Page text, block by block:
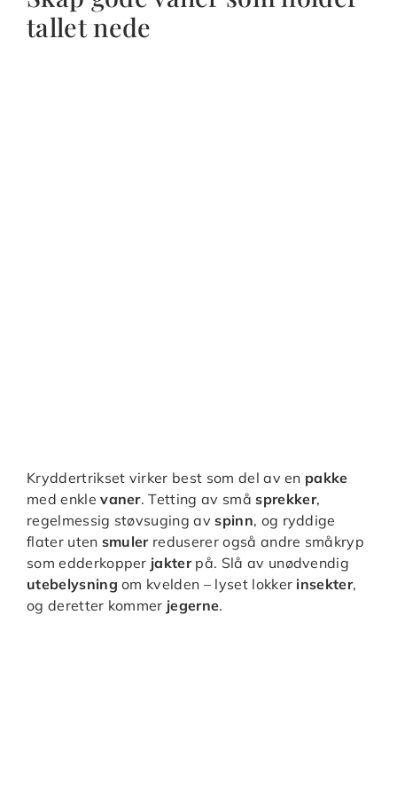
tallet nede
Kryddertrikset virker best som del av en pakke
med enklevaner. Tetting av småsprekker,
regelmessig støvsuging avspinn, og ryddige
flater uten smulerreduserer også andre småkryp
som edderkopper jakterpå. Slå av unødvendig
utebelysning om kvelden – lyset lokker insekter,
og deretter kommer jegerne.